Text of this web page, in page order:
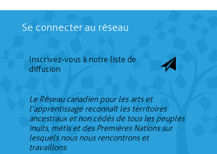
Se connecter au réseau
Inscrivez-vous à notre liste de
diffusion
Le Réseau canadien pour les arts et
l'apprentissage reconnaît les territoires
ancestraux et non cédés de tous les peuples
inuits, métis et des Premières Nations sur
lesquels nous nous rencontrons et
travaillons.